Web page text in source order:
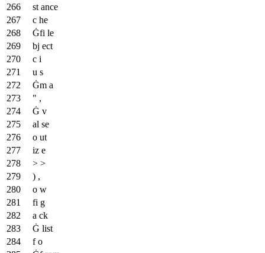
st ance
c he
Ġfi le
bj ect
c i
u s
Ġm a
" ,
Ġ v
al se
o ut
iz e
> >
) ,
o w
fi g
a ck
Ġ list
f o